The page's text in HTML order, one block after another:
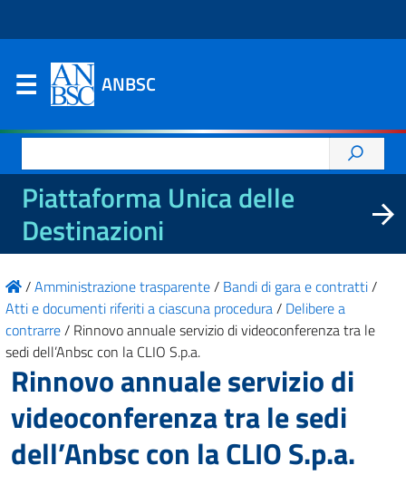
ANBSC
per:
Piattaforma Unica delle
Destinazioni
/Amministrazione trasparente/ Bandi di gara e contratti/
Atti e documenti riferiti a ciascuna procedura/ Delibere a
contrarre/ Rinnovo annuale servizio di videoconferenza tra le
sedi dell’Anbsc con la CLIO S.p.a.
Rinnovo annuale servizio di
videoconferenza tra le sedi
dell’Anbsc con la CLIO S.p.a.